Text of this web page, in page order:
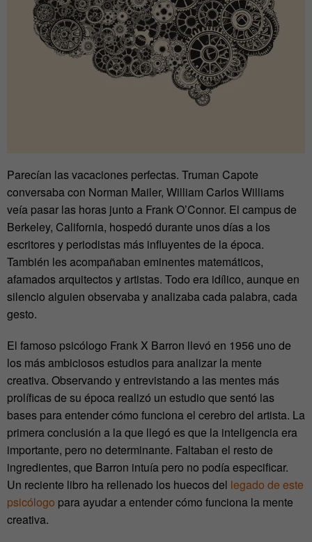
Parecían las vacaciones perfectas. Truman Capote
conversaba con Norman Mailer, William Carlos Williams
veía pasar las horas junto a Frank O’Connor. El campus de
Berkeley, California, hospedó durante unos días a los
escritores y periodistas más influyentes de la época.
También les acompañaban eminentes matemáticos,
afamados arquitectos y artistas. Todo era idílico, aunque en
silencio alguien observaba y analizaba cada palabra, cada
gesto.
El famoso psicólogo Frank X Barron llevó en 1956 uno de
los más ambiciosos estudios para analizar la mente
creativa. Observando y entrevistando a las mentes más
prolíficas de su época realizó un estudio que sentó las
bases para entender cómo funciona el cerebro del artista. La
primera conclusión a la que llegó es que la inteligencia era
importante, pero no determinante. Faltaban el resto de
ingredientes, que Barron intuía pero no podía especificar.
Un reciente libro ha rellenado los huecos del legado de este
psicólogo para ayudar a entender cómo funciona la mente
creativa.